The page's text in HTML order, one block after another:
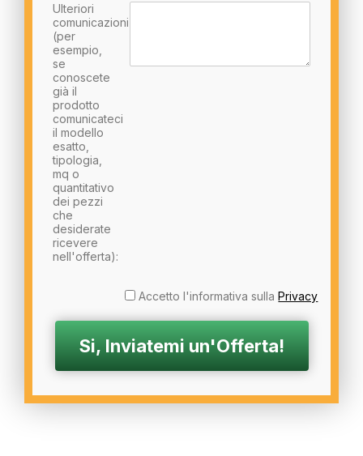
Ulteriori
comunicazioni
(per
esempio,
se
conoscete
già il
prodotto
comunicateci
il modello
esatto,
tipologia,
mq o
quantitativo
dei pezzi
che
desiderate
ricevere
nell'offerta):
Accetto l'informativa sullaPrivacy